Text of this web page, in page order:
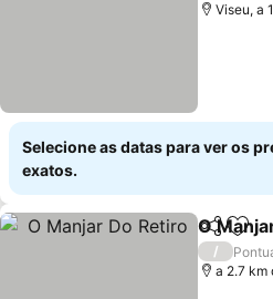
Viseu, a
Selecione as datas para ver os
exatos.
Partilhar
O
/
a 2.7 km